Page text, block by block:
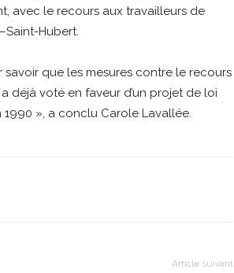
avec le recours aux travailleurs de
Hubert.
savoir que les mesures contre le recours
déjà voté en faveur d’un projet de loi
», a conclu Carole Lavallée.
Article suivant